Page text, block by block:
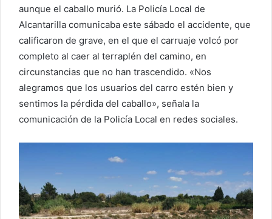
aunque el caballo murió. La Policía Local de
Alcantarilla comunicaba este sábado el accidente, que
calificaron de grave, en el que el carruaje volcó por
completo al caer al terraplén del camino, en
circunstancias que no han trascendido. «Nos
alegramos que los usuarios del carro estén bien y
sentimos la pérdida del caballo», señala la
comunicación de la Policía Local en redes sociales.